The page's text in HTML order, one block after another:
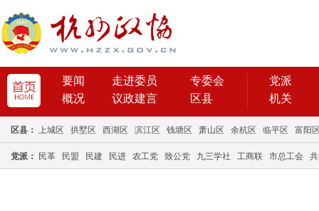
要闻 走进委员
专委会
概况
议政建言 区县
党派
机关
区县： 上城区 拱墅区 西湖区 滨江区 钱塘区 萧山区 余杭区 临平区 富阳
党派： 民革 民盟 民建 民进 农工党 致公党 九三学社 工商联 市总工会